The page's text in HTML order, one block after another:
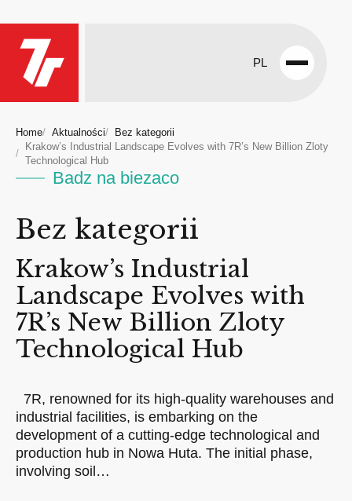
PL
Open
Home Aktualności
Bez kategorii
Krakow’s Industrial Landscape Evolves with 7R’s New Billion Zloty
Technological Hub
Badz na biezaco
Bez kategorii
Krakow’s Industrial
Landscape Evolves with
7R’s New Billion Zloty
Technological Hub
7R, renowned for its high-quality warehouses and
industrial facilities, is embarking on the
development of a cutting-edge technological and
production hub in Nowa Huta. The initial phase,
involving soil…